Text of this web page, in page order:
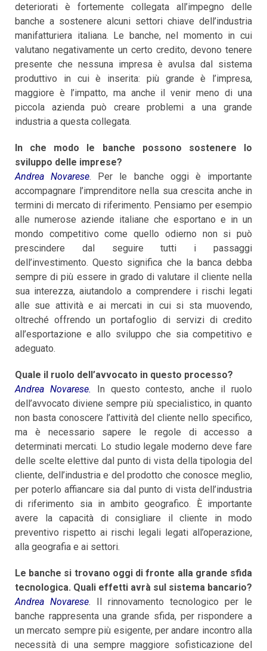
deteriorati è fortemente collegata all’impegno delle
banche a sostenere alcuni settori chiave dell’industria
manifatturiera italiana. Le banche, nel momento in cui
valutano negativamente un certo credito, devono tenere
presente che nessuna impresa è avulsa dal sistema
produttivo in cui è inserita: più grande è l’impresa,
maggiore è l’impatto, ma anche il venir meno di una
piccola azienda può creare problemi a una grande
industria a questa collegata.
In che modo le banche possono sostenere lo
sviluppo delle imprese?
Andrea Novarese. Per le banche oggi è importante
accompagnare l’imprenditore nella sua crescita anche in
termini di mercato di riferimento. Pensiamo per esempio
alle numerose aziende italiane che esportano e in un
mondo competitivo come quello odierno non si può
prescindere dal seguire tutti i passaggi
dell’investimento. Questo significa che la banca debba
sempre di più essere in grado di valutare il cliente nella
sua interezza, aiutandolo a comprendere i rischi legati
alle sue attività e ai mercati in cui si sta muovendo,
oltreché offrendo un portafoglio di servizi di credito
all’esportazione e allo sviluppo che sia competitivo e
adeguato.
Quale il ruolo dell’avvocato in questo processo?
Andrea Novarese. In questo contesto, anche il ruolo
dell’avvocato diviene sempre più specialistico, in quanto
non basta conoscere l’attività del cliente nello specifico,
ma è necessario sapere le regole di accesso a
determinati mercati. Lo studio legale moderno deve fare
delle scelte elettive dal punto di vista della tipologia del
cliente, dell’industria e del prodotto che conosce meglio,
per poterlo affiancare sia dal punto di vista dell’industria
di riferimento sia in ambito geografico. È importante
avere la capacità di consigliare il cliente in modo
preventivo rispetto ai rischi legali legati all’operazione,
alla geografia e ai settori.
Le banche si trovano oggi di fronte alla grande sfida
tecnologica. Quali effetti avrà sul sistema bancario?
Andrea Novarese. Il rinnovamento tecnologico per le
banche rappresenta una grande sfida, per rispondere a
un mercato sempre più esigente, per andare incontro alla
necessità di una sempre maggiore sofisticazione del